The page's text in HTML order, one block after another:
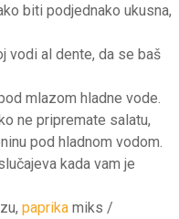
biti podjednako ukusna,
vodi al dente, da se baš
mlazom hladne vode.
ne pripremate salatu,
pod hladnom vodom.
kada vam je
paprika miks /